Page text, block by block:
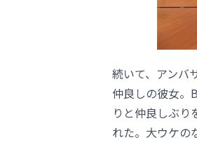
続いて、アンバ
仲良しの彼女。
りと仲良しぶり
れた。大ウケの